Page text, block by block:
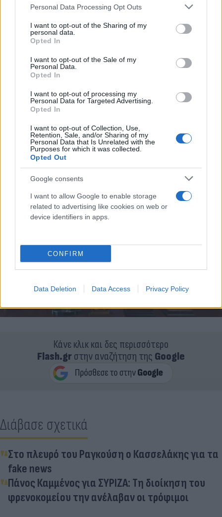
Please note that this website/app uses one or more Google
not limited to your visit or usage behaviour. You may click to
grant or deny consent to Google and its third-party tags to
use your data for below specified purposes in below Google
consent section.
Personal Data Processing Opt Outs
I want to opt-out of the Sharing of my
personal data.
Opted In
I want to opt-out of the Sale of my
Personal Data.
Opted In
I want to opt-out of processing my
Personal Data for Targeted Advertising.
Opted In
I want to opt-out of Collection, Use,
Retention, Sale, and/or Sharing of my
Personal Data that Is Unrelated with the
Purposes for which it was collected.
Opted Out
Google consents
I want to allow Google to enable storage
related to advertising like cookies on web or
device identifiers in apps.
CONFIRM
Data Deletion Data Access Privacy Policy
Τέλος, ευχήθηκε τη συνέχιση της συνεργασίας
ΣΕΚΕ – JTI, συνεργασία που έχει όλες τα εχέγγυα να
επεκταθεί προς όφελος και των δύο πλευρών.
Κάνε κλικ και δες περισσότερο
Flash.grστην αναζήτηση της Google
Διάβασε σχετικά
Στο πλευρό του Ραγκούση ο Κασσελάκης για τα
fake news
Πάνος Καμμένος για ΣΥΡΙΖΑ: Τη διοίκηση του
φρενοκομείου την ανέλαβαν οι τρόφιμοι